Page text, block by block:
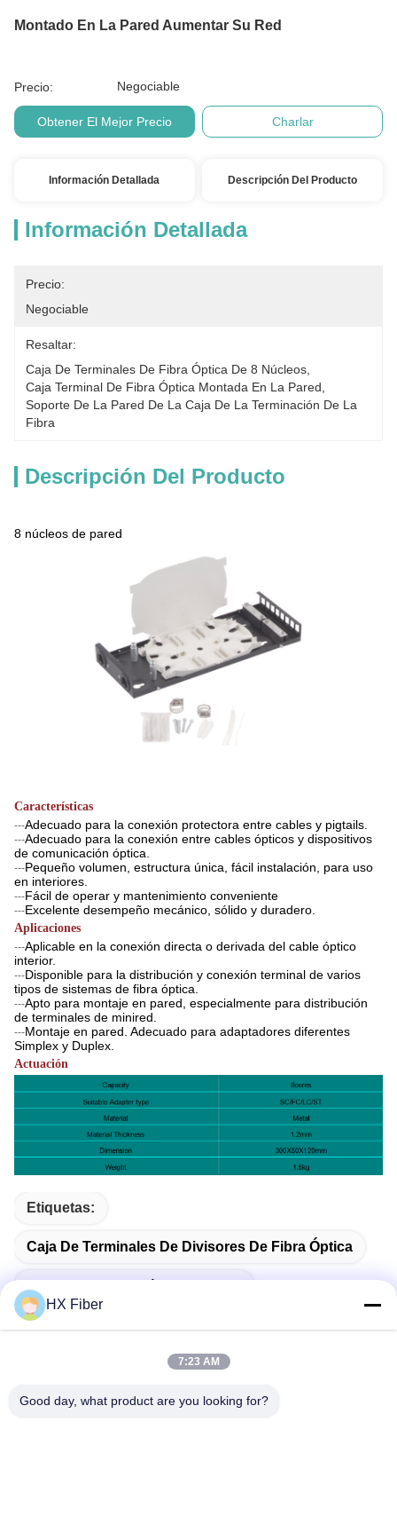
Montado En La Pared Aumentar Su Red
Precio: Negociable
Obtener El Mejor Precio Charlar
Información Detallada Descripción Del Producto
Información Detallada
Precio:
Negociable
Resaltar:
Caja De Terminales De Fibra Óptica De 8 Núcleos
Caja Terminal De Fibra Óptica Montada En La Pared
Soporte De La Pared De La Caja De La Terminación De La
Fibra
Descripción Del Producto
8 núcleos de pared
Características
---Adecuado para la conexión protectora entre cables y pigtails.
---Adecuado para la conexión entre cables ópticos y dispositivos
de comunicación óptica.
---Pequeño volumen, estructura única, fácil instalación, para uso
en interiores.
---Fácil de operar y mantenimiento conveniente
---Excelente desempeño mecánico, sólido y duradero.
Aplicaciones
---Aplicable en la conexión directa o derivada del cable óptico
interior.
---Disponible para la distribución y conexión terminal de varios
tipos de sistemas de fibra óptica.
---Apto para montaje en pared, especialmente para distribución
de terminales de minired.
---Montaje en pared. Adecuado para adaptadores diferentes
Simplex y Duplex.
Actuación
Etiquetas:
Caja De Terminales De Divisores De Fibra Óptica
Caja De Distribución De La Fibra Del Ftth
HX Fiber
7:23 AM
Good day, what product are you looking for?